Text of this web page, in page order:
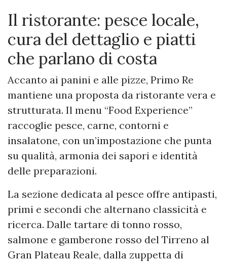
Il ristorante: pesce locale,
cura del dettaglio e piatti
che parlano di costa
Accanto ai panini e alle pizze, Primo Re
mantiene una proposta da ristorante vera e
strutturata. Il menu “Food Experience”
raccoglie pesce, carne, contorni e
insalatone, con un’impostazione che punta
su qualità, armonia dei sapori e identità
delle preparazioni.
La sezione dedicata al pesce offre antipasti,
primi e secondi che alternano classicità e
ricerca. Dalle tartare di tonno rosso,
salmone e gamberone rosso del Tirreno al
Gran Plateau Reale, dalla zuppetta di